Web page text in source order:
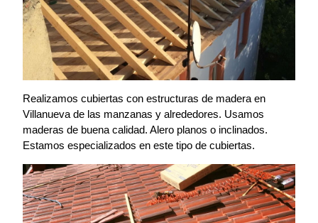
Realizamos cubiertas con estructuras de madera en
Villanueva de las manzanas y alrededores. Usamos
maderas de buena calidad. Alero planos o inclinados.
Estamos especializados en este tipo de cubiertas.